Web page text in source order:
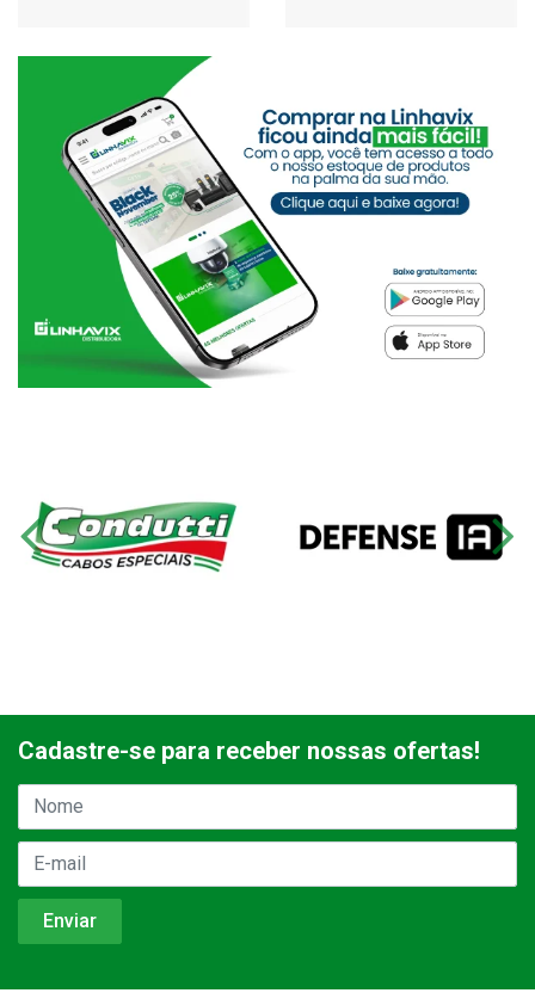
Cadastre-se para receber nossas ofertas!